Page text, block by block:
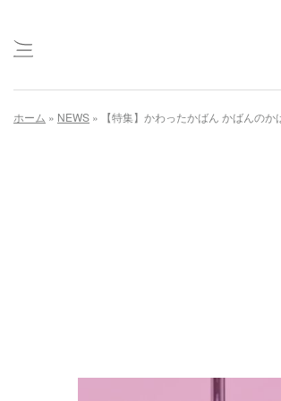
ホーム » NEWS » 【特集】かわったかばん かばんのか